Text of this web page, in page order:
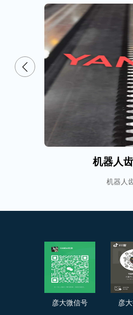
机器人
机器人
彦大微信号 彦